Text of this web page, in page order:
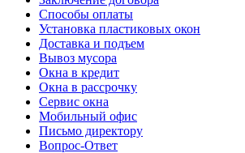
Способы оплаты
Установка пластиковых окон
Доставка и подъем
Вывоз мусора
Окна в кредит
Окна в рассрочку
Сервис окна
Мобильный офис
Письмо директору
Вопрос-Ответ